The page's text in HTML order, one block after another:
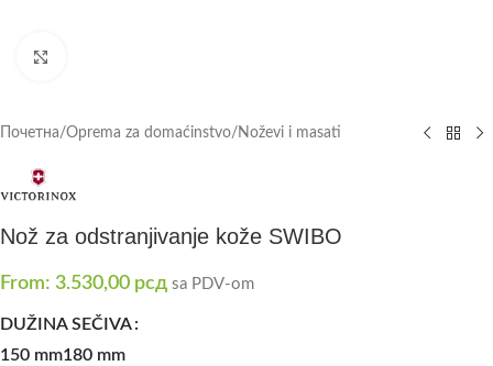
Почетна/Oprema za domaćinstvo/ Noževi i masati
Nož za odstranjivanje kože SWIBO
From: 3.530,00 рсд sa PDV-om
DUŽINA SEČIVA
150 mm180 mm